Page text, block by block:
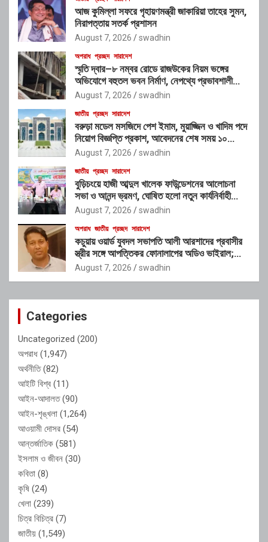
আজ কুমিল্লা সফরে গৃহায়ণমন্ত্রী জাকারিয়া তাহের সুমন,
নিরাপত্তায় সতর্ক প্রশাসন
August 7, 2026 swadhin
অপরাধ প্রচ্ছদ সারাদেশ
স্মৃতি দ্বার–৮ নম্বর রোডে রাজউকের নিয়ম ভঙ্গের
অভিযোগে বহুতল ভবন নির্মাণ, নেপথ্যে প্রভাবশালী
চক্রের যোগসাজশের প্রশ্ন
August 7, 2026 swadhin
জাতীয় প্রচ্ছদ সারাদেশ
বরুড়া মডেল মসজিদে পেশ ইমাম, মুয়াজ্জিন ও খাদিম পদে
নিয়োগ বিজ্ঞপ্তি প্রকাশ, আবেদনের শেষ সময় ১০
আগস্ট
August 7, 2026 swadhin
জাতীয় প্রচ্ছদ সারাদেশ
বুড়িচংয়ে হাজী আব্দুল খালেক ফাউন্ডেশনের আলোচনা
সভা ও আনন্দ ভ্রমণ, ঘোষিত হলো নতুন কার্যনির্বাহী
কমিটি
August 7, 2026 swadhin
অপরাধ জাতীয় প্রচ্ছদ সারাদেশ
কচুয়ায় ওয়ার্ড যুবদল সভাপতি আলী আরশাদের প্রবাসীর
স্ত্রীর সঙ্গে আপত্তিকর ফোনালাপের অডিও ভাইরাল;
শাস্তির দাবি এলাকাবাসীর
August 7, 2026 swadhin
Categories
Uncategorized (200)
অপরাধ (1,947)
অর্থনীতি(82)
আইটি বিশ্ব (11)
আইন-আদালত(90)
আইন-শৃঙ্খলা (1,264)
আওয়ামী দোসর (54)
আন্তর্জাতিক (581)
ইসলাম ও জীবন (30)
কবিতা (8)
কৃষি (24)
খেলা (239)
চিত্র বিচিত্র (7)
জাতীয় (1,549)